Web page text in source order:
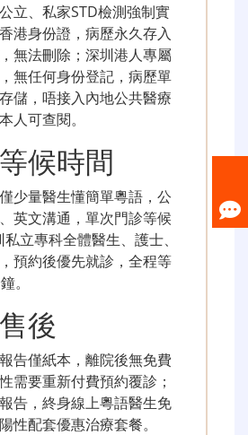
立、私家STD檢測強制實
港身份證，病歷永久存入
無法刪除；深圳港人專屬
無任何身份登記，病歷單
儲，唔接入內地公共醫療
人可查閱。
候時間
少量醫生懂簡單粵語，公
英文溝通，單次門診等候
立專科全體醫生、護士、
預約後優先就診，全程等
。
後
告僅紙本，離院後無免費
需要重新付費預約覆診；
告，終身線上粵語醫生免
性配套優惠治療套餐。